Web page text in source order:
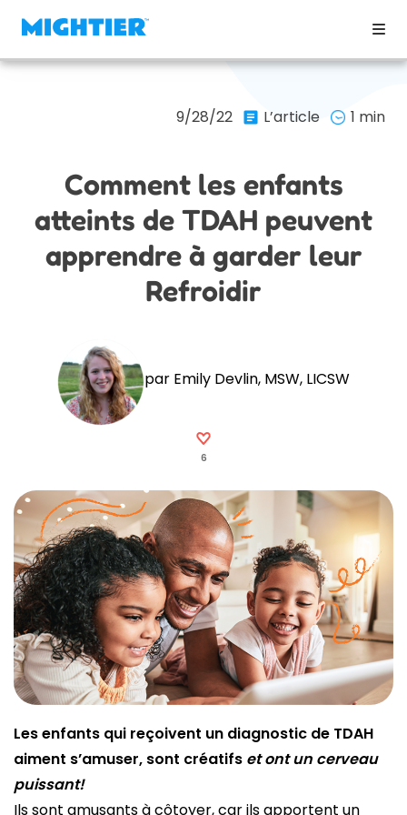
9/28/22 L’article 1 min
Comment les enfants
atteints de TDAH peuvent
apprendre à garder leur
Refroidir
par Emily Devlin, MSW, LICSW
6
Les enfants qui reçoivent un diagnostic de TDAH
aiment s’amuser, sont créatifs et ont un cerveau
puissant!
Ils sont amusants à côtoyer, car ils apportent un